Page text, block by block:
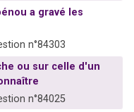
a gravé les
n°84303
ou sur celle d'un
n°84025